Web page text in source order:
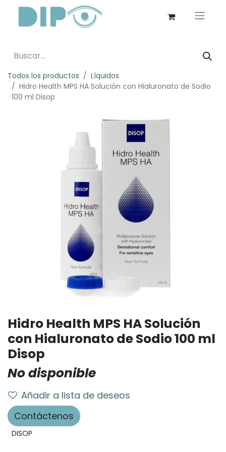
Todos los productos
Líquidos
Hidro Health MPS HA Solución con Hialuronato de Sodio
100 ml Disop
Hidro Health MPS HA Solución
con Hialuronato de Sodio 100 ml
Disop
No disponible
Añadir a lista de deseos
Contáctenos
DISOP